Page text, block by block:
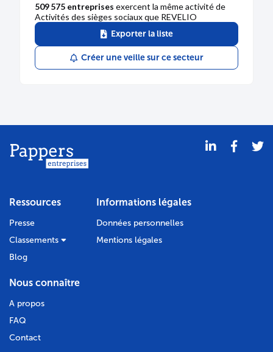
509 575 entreprises exercent la même activité de
Activités des sièges sociaux que REVELIO
Exporter la liste
Créer une veille sur ce secteur
Ressources
Presse
Classements
Blog
Informations légales
Données personnelles
Mentions légales
Nous connaître
A propos
FAQ
Contact